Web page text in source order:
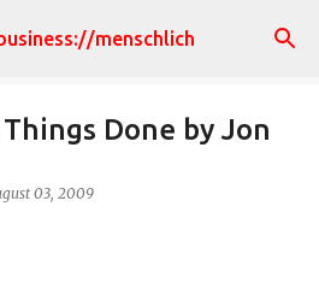
Hauptbereich
menschlich
Done by Jon
03, 2009